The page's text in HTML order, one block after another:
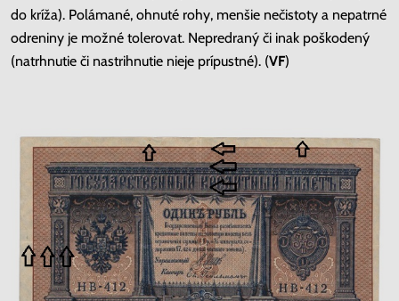
do kríža). Polámané, ohnuté rohy, menšie nečistoty a nepatrné
odreniny je možné tolerovat. Nepredraný či inak poškodený
(natrhnutie či nastrihnutie nieje prípustné). (VF)